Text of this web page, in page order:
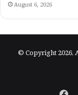
August 6, 2026
© Copyright 2026,